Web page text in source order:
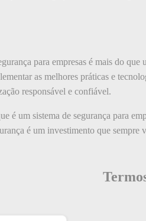
para empresas é mais do
as melhores práticas e
responsável e confiável.
é um sistema de segurança para
é um investimento que sempre